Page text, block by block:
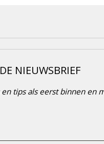
NIEUWSBRIEF
tips als eerst binnen en